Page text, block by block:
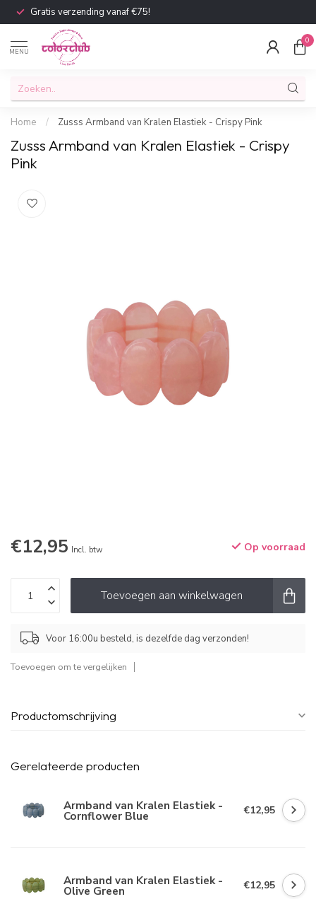
Gratis verzending vanaf €75!
MENU
0
Home / Zusss Armband van Kralen Elastiek - Crispy Pink
Zusss Armband van Kralen Elastiek - Crispy
Pink
€12,95 Incl. btw Op voorraad
Toevoegen aan winkelwagen
Voor 16:00u besteld, is dezelfde dag verzonden!
Toevoegen om te vergelijken
Productomschrijving
Gerelateerde producten
Armband van Kralen Elastiek -
Cornflower Blue €12,95
Armband van Kralen Elastiek -
Olive Green €12,95